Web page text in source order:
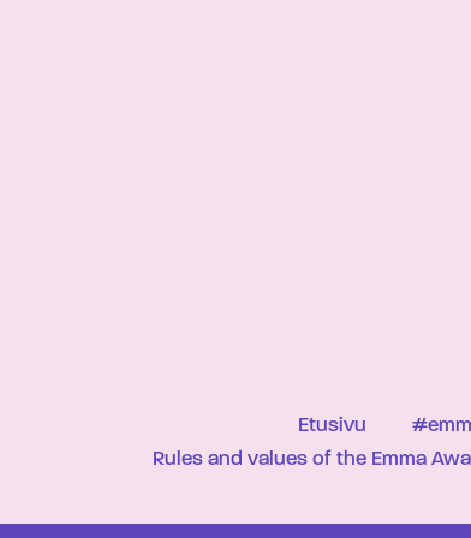
Etusivu
Rules and values of the Emma